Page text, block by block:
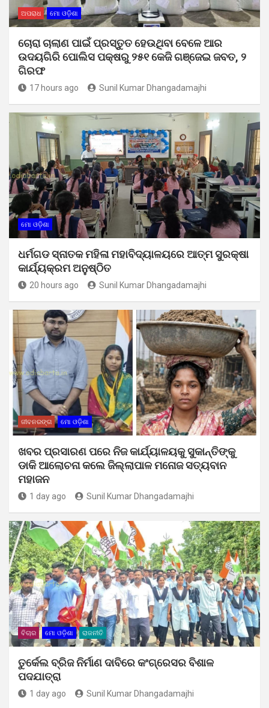
ଅପରାଧ ମୋ ଓଡ଼ିଶା
ଚୋରା ଚାଲାଣ ପାଇଁ ପ୍ରସ୍ତୁତ ହେଉଥିବା ବେଳେ ଆର
ଉଦୟଗିରି ପୋଲିସ ପକ୍ଷରୁ ୨୫୧ କେଜି ଗଞ୍ଜେଇ ଜବତ, ୨
ଗିରଫ
17 hours ago Sunil Kumar Dhangadamajhi
ମୋ ଓଡ଼ିଶା
ଧର୍ମଗଡ ସ୍ନାତକ ମହିଳା ମହାବିଦ୍ୟାଳୟରେ ଆତ୍ମ ସୁରକ୍ଷା
କାର୍ଯ୍ୟକ୍ରମ ଅନୁଷ୍ଠିତ
20 hours ago Sunil Kumar Dhangadamajhi
ଜୀବନରଙ୍ଗ ମୋ ଓଡ଼ିଶା
ଖବର ପ୍ରସାରଣ ପରେ ନିଜ କାର୍ଯ୍ୟାଳୟକୁ ସୁକାନ୍ତିଙ୍କୁ
ଡାକି ଆଲୋଚନା କଲେ ଜିଲ୍ଲାପାଳ ମନୋଜ ସତ୍ୟବାନ
ମହାଜନ
1 day ago Sunil Kumar Dhangadamajhi
ବିଚାର ମୋ ଓଡ଼ିଶା ରାଜନୀତି
ତୁର୍କେଲ ବ୍ରିଜ ନିର୍ମାଣ ଦାବିରେ କଂଗ୍ରେସର ବିଶାଳ
ପଦଯାତ୍ରା
1 day ago Sunil Kumar Dhangadamajhi